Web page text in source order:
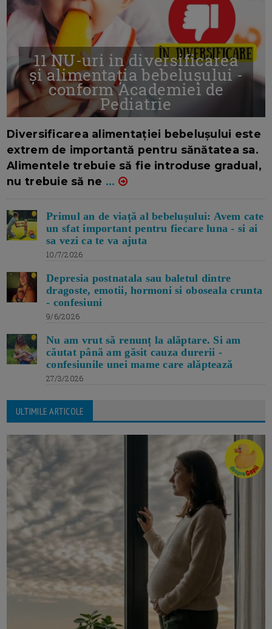
11 NU-uri in diversificarea
și alimentația bebelușului -
conform Academiei de
Pediatrie
Diversificarea alimentației bebelușului este
extrem de importantă pentru sănătatea sa.
Alimentele trebuie să fie introduse gradual,
nu trebuie să ne ...
Primul an de viață al bebelușului: Avem cate
un sfat important pentru fiecare luna - si ai
sa vezi ca te va ajuta
10/7/2026
Depresia postnatala sau baletul dintre
dragoste, emotii, hormoni si oboseala crunta
- confesiuni
9/6/2026
Nu am vrut să renunț la alăptare. Si am
căutat până am găsit cauza durerii -
confesiunile unei mame care alăptează
27/3/2026
ULTIMILE ARTICOLE